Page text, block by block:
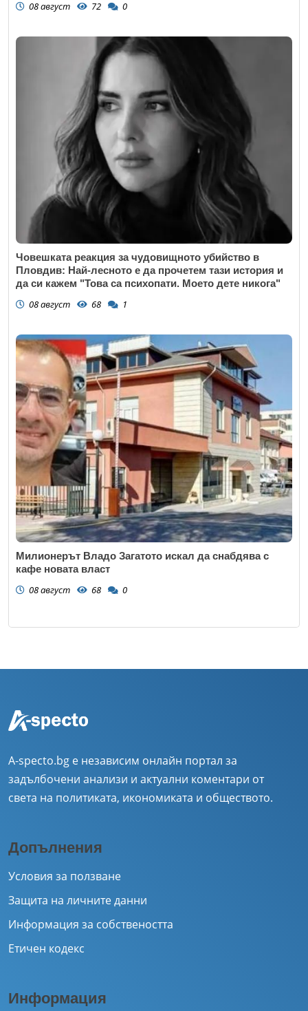
08 август 72 0
Човешката реакция за чудовищното убийство в
Пловдив: Най-лесното е да прочетем тази история и
да си кажем "Това са психопати. Моето дете никога"
08 август 68 1
Милионерът Владо Загатото искал да снабдява с
кафе новата власт
08 август 68 0
A-specto.bg е независим онлайн портал за
задълбочени анализи и актуални коментари от
света на политиката, икономиката и обществото.
Допълнения
Условия за ползване
Защита на личните данни
Информация за собствеността
Етичен кодекс
Информация